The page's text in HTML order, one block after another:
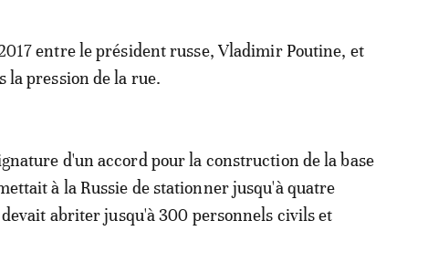
entre le président russe, Vladimir Poutine, et
la pression de la rue.
d'un accord pour la construction de la base
à la Russie de stationner jusqu'à quatre
abriter jusqu'à 300 personnels civils et